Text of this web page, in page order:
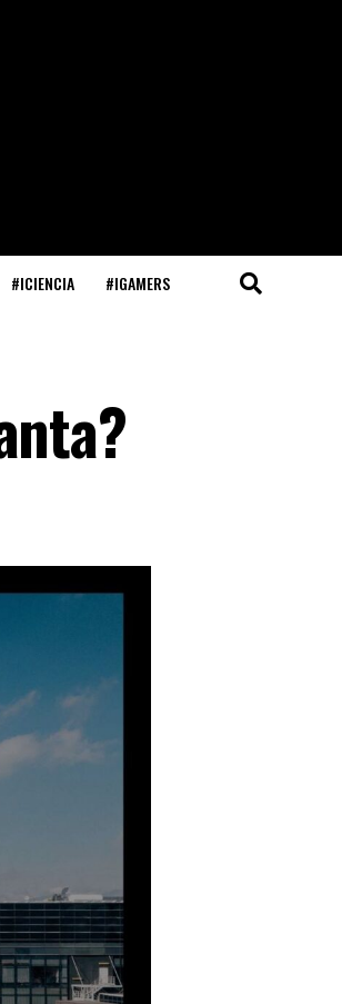
#ICIENCIA #IGAMERS